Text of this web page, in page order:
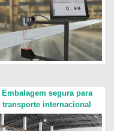
Embalagem segura para
transporte internacional